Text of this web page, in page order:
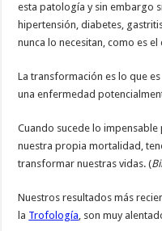
esta patología y sin embargo
hipertensión, diabetes,
nunca lo necesitan, como es
La transformación es lo que
una enfermedad
Cuando sucede lo
nuestra propia mortalidad,
transformar nuestras vidas. (
Nuestros resultados más
la Trofología, son muy